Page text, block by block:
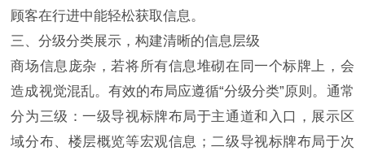
顾客在行进中能轻松获取信息。
三、分级分类展示，构建清晰的信息层级
商场信息庞杂，若将所有信息堆砌在同一个标牌上，会
造成视觉混乱。有效的布局应遵循“分级分类”原则。通常
分为三级：一级导视标牌布局于主通道和入口，展示区
域分布、楼层概览等宏观信息；二级导视标牌布局于次